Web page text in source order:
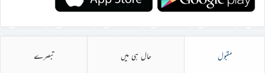
مقبول حال ہی میں تبصرے